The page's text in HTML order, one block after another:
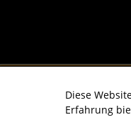
Diese
Erfahrung